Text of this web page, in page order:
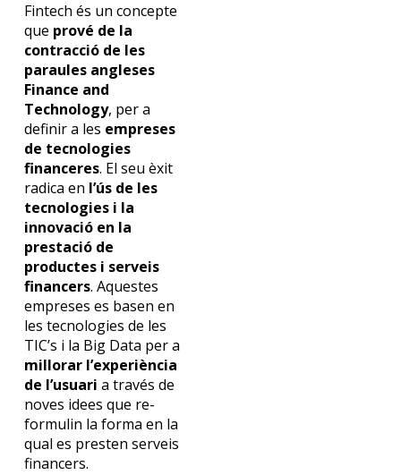
Fintech és un concepte
que prové de la
contracció de les
paraules angleses
Finance and
Technology, per a
definir a les empreses
de tecnologies
financeres. El seu èxit
radica en l’ús de les
tecnologies i la
innovació en la
prestació de
productes i serveis
financers. Aquestes
empreses es basen en
les tecnologies de les
TIC’s i la Big Data per a
millorar l’experiència
de l’usuari a través de
noves idees que re-
formulin la forma en la
qual es presten serveis
financers.